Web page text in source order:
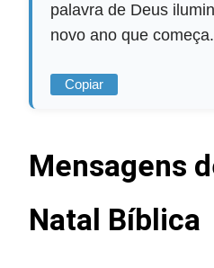
palavra de Deus
novo ano que começa.
Copiar
Mensagens
Natal Bíblica